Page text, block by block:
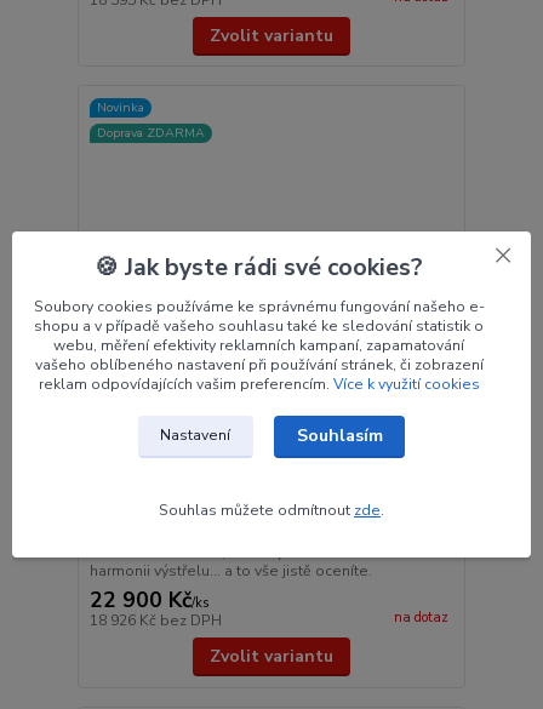
Zvolit variantu
Novinka
Doprava ZDARMA
středem s Grand Prix (ILF) uložením ramen.
harmonii výstřelu... a to vše jistě oceníte.
22 900 Kč/ks
18 926 Kč bez DPH na dotaz
Zvolit variantu
🍪 Jak byste rádi své cookies?
Soubory cookies používáme ke správnému fungování našeho e-
shopu a v případě vašeho souhlasu také ke sledování statistik o
webu, měření efektivity reklamních kampaní, zapamatování
vašeho oblíbeného nastavení při používání stránek, či zobrazení
reklam odpovídajících vašim preferencím. Více k využití cookies
Nastavení Souhlasím
Souhlas můžete odmítnout zde.